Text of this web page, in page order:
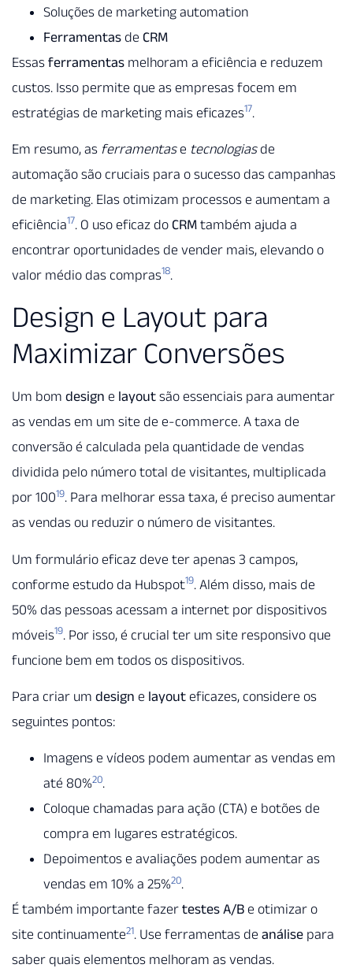
Soluções de marketing automation
Ferramentas de CRM
Essas ferramentas melhoram a eficiência e reduzem
custos. Isso permite que as empresas focem em
estratégias de marketing mais eficazes17.
Em resumo, as ferramentase tecnologiasde
automação são cruciais para o sucesso das campanhas
de marketing. Elas otimizam processos e aumentam a
eficiência17. O uso eficaz do CRM também ajuda a
encontrar oportunidades de vender mais, elevando o
valor médio das compras18.
Design e Layout para
Maximizar Conversões
Um bom design e layout são essenciais para aumentar
as vendas em um site de e-commerce. A taxa de
conversão é calculada pela quantidade de vendas
dividida pelo número total de visitantes, multiplicada
por 10019. Para melhorar essa taxa, é preciso aumentar
as vendas ou reduzir o número de visitantes.
Um formulário eficaz deve ter apenas 3 campos,
conforme estudo da Hubspot19. Além disso, mais de
50% das pessoas acessam a internet por dispositivos
móveis19. Por isso, é crucial ter um site responsivo que
funcione bem em todos os dispositivos.
Para criar um design e layout eficazes, considere os
seguintes pontos:
Imagens e vídeos podem aumentar as vendas em
até 80%20.
Coloque chamadas para ação (CTA) e botões de
compra em lugares estratégicos.
Depoimentos e avaliações podem aumentar as
vendas em 10% a 25%20.
É também importante fazer testes A/B e otimizar o
site continuamente21. Use ferramentas de análise para
saber quais elementos melhoram as vendas.